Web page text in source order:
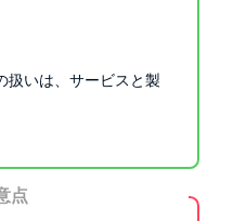
扱いは、サービスと製
点